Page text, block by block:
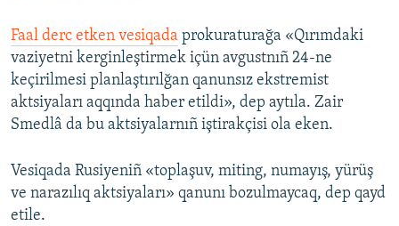
Faal derc etken vesiqada prokuraturağa «Qırımdaki
vaziyetni kerginleştirmek içün avgustnıñ 24-ne
keçirilmesi planlaştırılğan qanunsız ekstremist
aktsiyaları aqqında haber etildi», dep aytıla. Zair
Smedlâ da bu aktsiyalarnıñ iştirakçisi ola eken.
Vesiqada Rusiyeniñ «toplaşuv, miting, numayış, yürüş
ve narazılıq aktsiyaları» qanunı bozulmaycaq, dep qayd
etile.